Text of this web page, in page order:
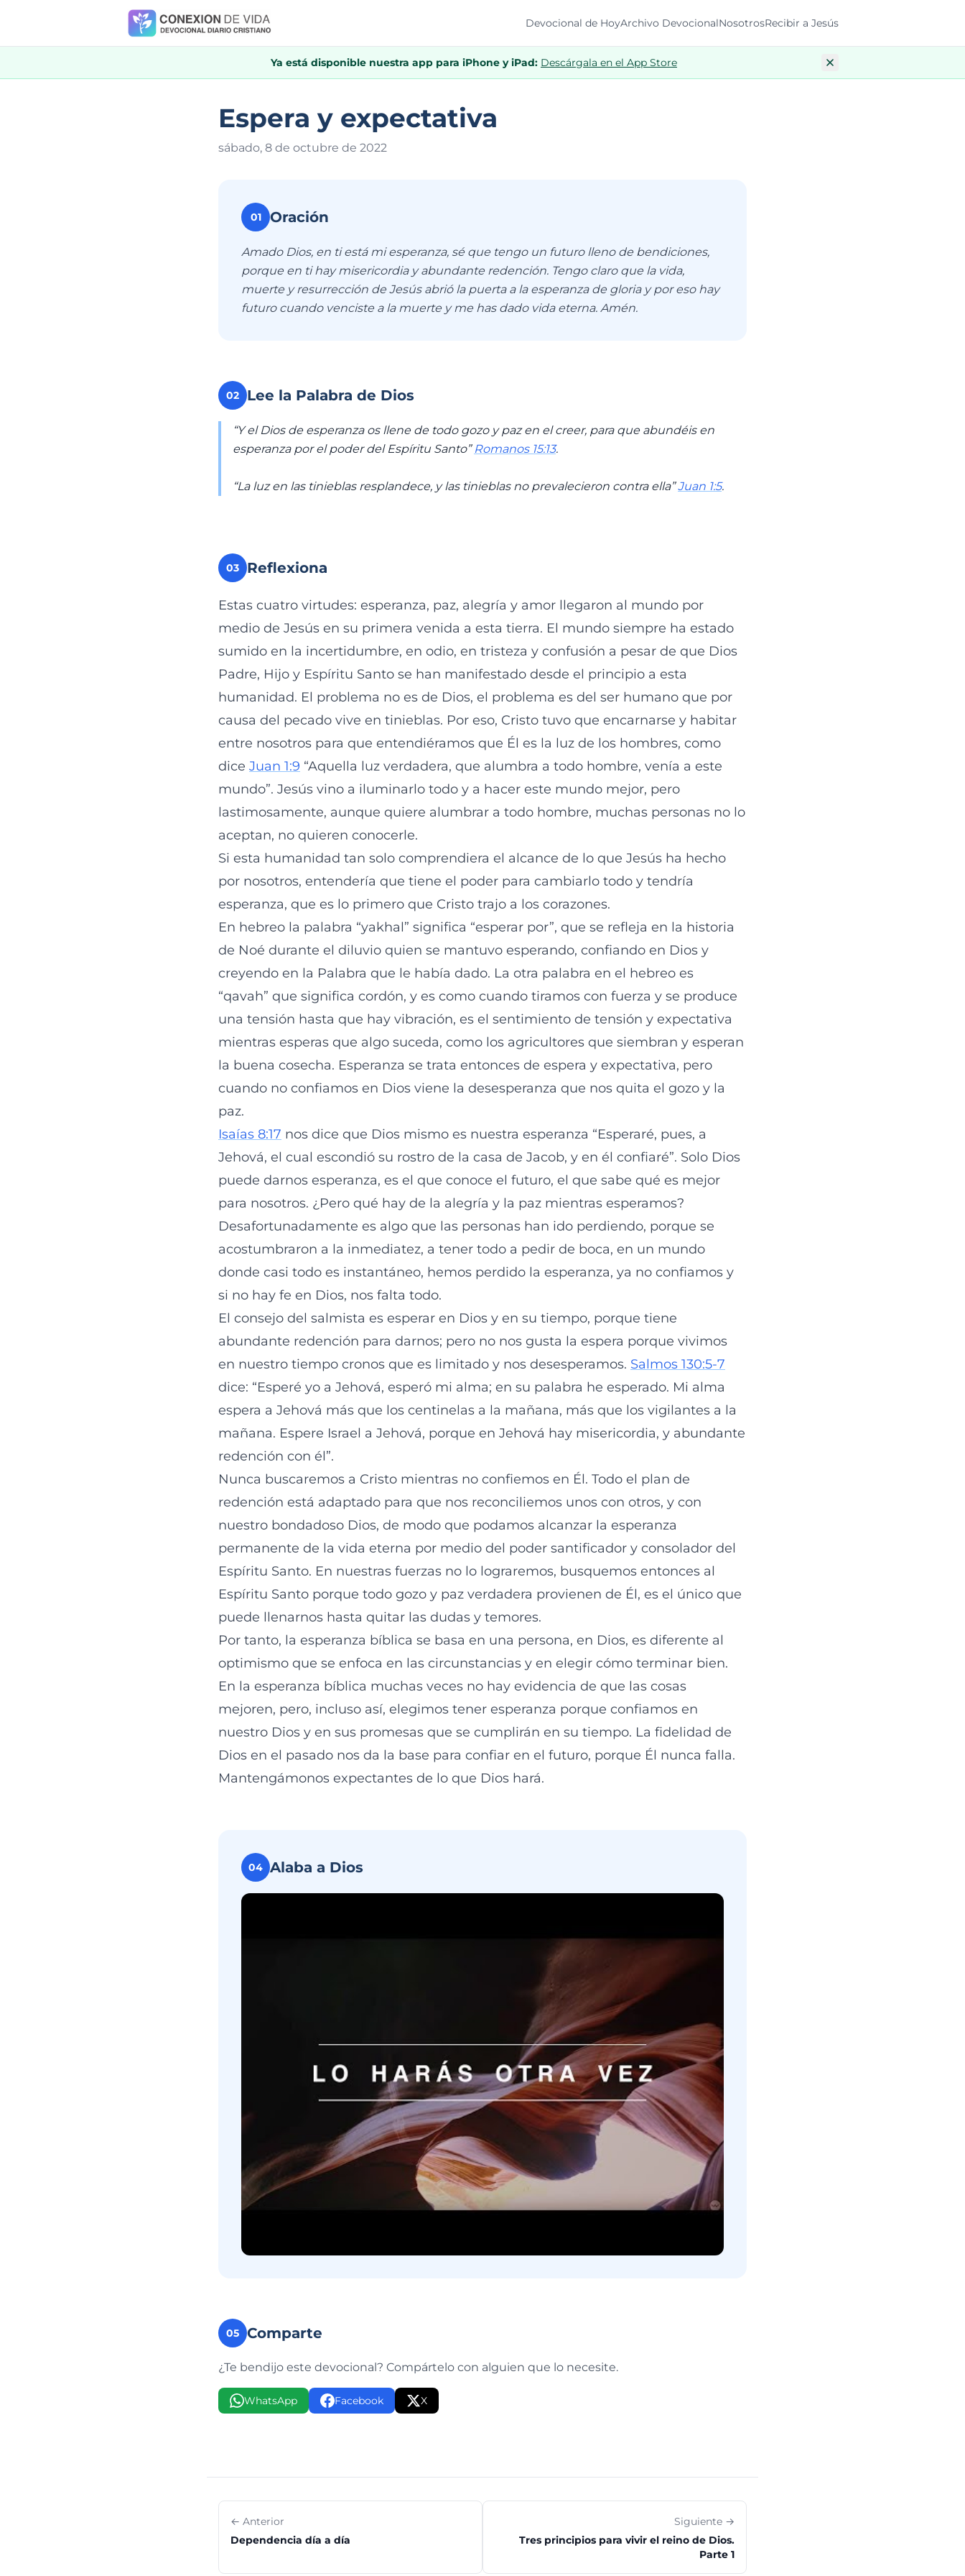
Devocional de HoyArchivo DevocionalNosotrosRecibir a Jesús
Ya está disponible nuestra app para iPhone y iPad: Descárgala en el App Store
Espera y expectativa
sábado, 8 de octubre de 2022
01 Oración
Amado Dios, en ti está mi esperanza, sé que tengo un futuro lleno de bendiciones,
porque en ti hay misericordia y abundante redención. Tengo claro que la vida,
muerte y resurrección de Jesús abrió la puerta a la esperanza de gloria y por eso hay
futuro cuando venciste a la muerte y me has dado vida eterna. Amén.
02 Lee la Palabra de Dios
“Y el Dios de esperanza os llene de todo gozo y paz en el creer, para que abundéis en
esperanza por el poder del Espíritu Santo” Romanos 15:13.
“La luz en las tinieblas resplandece, y las tinieblas no prevalecieron contra ella”Juan 1:5.
03 Reflexiona
Estas cuatro virtudes: esperanza, paz, alegría y amor llegaron al mundo por
medio de Jesús en su primera venida a esta tierra. El mundo siempre ha estado
sumido en la incertidumbre, en odio, en tristeza y confusión a pesar de que Dios
Padre, Hijo y Espíritu Santo se han manifestado desde el principio a esta
humanidad. El problema no es de Dios, el problema es del ser humano que por
causa del pecado vive en tinieblas. Por eso, Cristo tuvo que encarnarse y habitar
entre nosotros para que entendiéramos que Él es la luz de los hombres, como
dice Juan 1:9 “Aquella luz verdadera, que alumbra a todo hombre, venía a este
mundo”. Jesús vino a iluminarlo todo y a hacer este mundo mejor, pero
lastimosamente, aunque quiere alumbrar a todo hombre, muchas personas no lo
aceptan, no quieren conocerle.
Si esta humanidad tan solo comprendiera el alcance de lo que Jesús ha hecho
por nosotros, entendería que tiene el poder para cambiarlo todo y tendría
esperanza, que es lo primero que Cristo trajo a los corazones.
En hebreo la palabra “yakhal” significa “esperar por”, que se refleja en la historia
de Noé durante el diluvio quien se mantuvo esperando, confiando en Dios y
creyendo en la Palabra que le había dado. La otra palabra en el hebreo es
“qavah” que significa cordón, y es como cuando tiramos con fuerza y se produce
una tensión hasta que hay vibración, es el sentimiento de tensión y expectativa
mientras esperas que algo suceda, como los agricultores que siembran y esperan
la buena cosecha. Esperanza se trata entonces de espera y expectativa, pero
cuando no confiamos en Dios viene la desesperanza que nos quita el gozo y la
paz.
Isaías 8:17 nos dice que Dios mismo es nuestra esperanza “Esperaré, pues, a
Jehová, el cual escondió su rostro de la casa de Jacob, y en él confiaré”. Solo Dios
puede darnos esperanza, es el que conoce el futuro, el que sabe qué es mejor
para nosotros. ¿Pero qué hay de la alegría y la paz mientras esperamos?
Desafortunadamente es algo que las personas han ido perdiendo, porque se
acostumbraron a la inmediatez, a tener todo a pedir de boca, en un mundo
donde casi todo es instantáneo, hemos perdido la esperanza, ya no confiamos y
si no hay fe en Dios, nos falta todo.
El consejo del salmista es esperar en Dios y en su tiempo, porque tiene
abundante redención para darnos; pero no nos gusta la espera porque vivimos
en nuestro tiempo cronos que es limitado y nos desesperamos. Salmos 130:5-7
dice: “Esperé yo a Jehová, esperó mi alma; en su palabra he esperado. Mi alma
espera a Jehová más que los centinelas a la mañana, más que los vigilantes a la
mañana. Espere Israel a Jehová, porque en Jehová hay misericordia, y abundante
redención con él”.
Nunca buscaremos a Cristo mientras no confiemos en Él. Todo el plan de
redención está adaptado para que nos reconciliemos unos con otros, y con
nuestro bondadoso Dios, de modo que podamos alcanzar la esperanza
permanente de la vida eterna por medio del poder santificador y consolador del
Espíritu Santo. En nuestras fuerzas no lo lograremos, busquemos entonces al
Espíritu Santo porque todo gozo y paz verdadera provienen de Él, es el único que
puede llenarnos hasta quitar las dudas y temores.
Por tanto, la esperanza bíblica se basa en una persona, en Dios, es diferente al
optimismo que se enfoca en las circunstancias y en elegir cómo terminar bien.
En la esperanza bíblica muchas veces no hay evidencia de que las cosas
mejoren, pero, incluso así, elegimos tener esperanza porque confiamos en
nuestro Dios y en sus promesas que se cumplirán en su tiempo. La fidelidad de
Dios en el pasado nos da la base para confiar en el futuro, porque Él nunca falla.
Mantengámonos expectantes de lo que Dios hará.
04 Alaba a Dios
05 Comparte
¿Te bendijo este devocional? Compártelo con alguien que lo necesite.
WhatsApp Facebook X
← Anterior
Dependencia día a día
Siguiente →
Tres principios para vivir el reino de Dios.
Parte 1